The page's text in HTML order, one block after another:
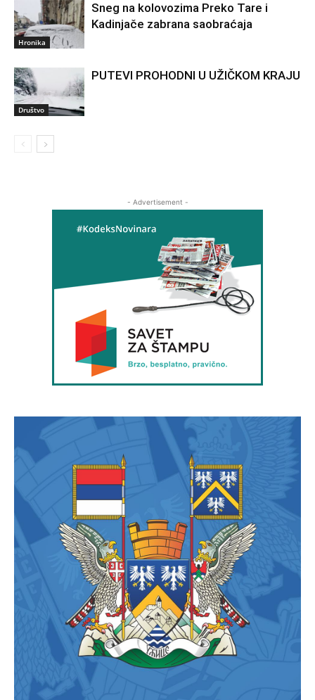
Hronika
Sneg na kolovozima Preko Tare i
Kadinjače zabrana saobraćaja
Društvo
PUTEVI PROHODNI U UŽIČKOM KRAJU
- Advertisement -